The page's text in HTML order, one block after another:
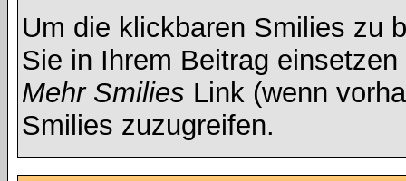
Um die klickbaren Smilies zu
Sie in Ihrem Beitrag
Mehr Smilies Link (wenn
Smilies zuzugreifen.